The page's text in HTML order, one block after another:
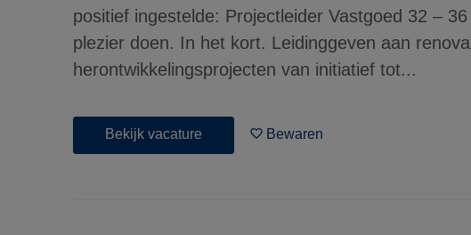
positief ingestelde: Projectleider Vastgoed 32 –
plezier doen. In het kort. Leidinggeven aan
herontwikkelingsprojecten van initiatief tot...
Bekijk vacature Bewaren